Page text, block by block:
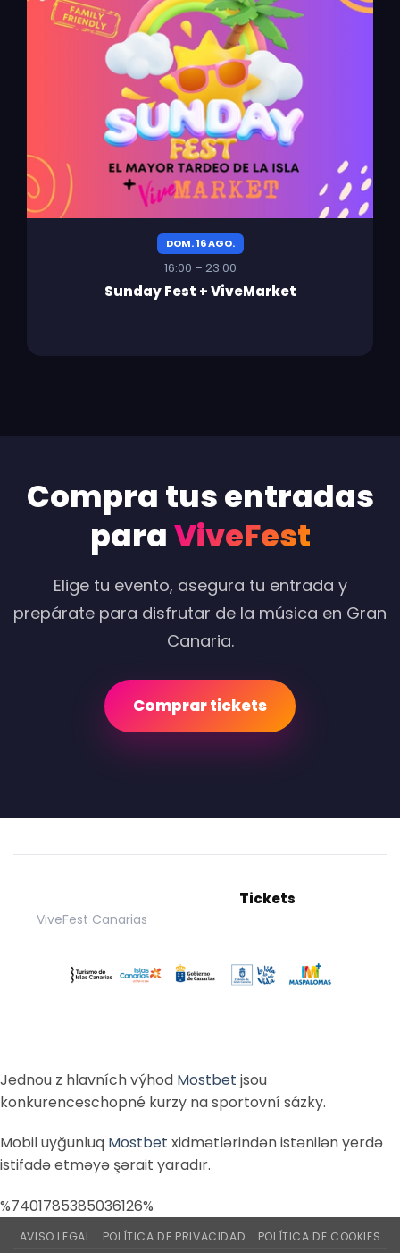
DOM. 16 AGO.
16:00 – 23:00
Sunday Fest + ViveMarket
Compra tus entradas
paraViveFest
Elige tu evento, asegura tu entrada y
prepárate para disfrutar de la música en Gran
Canaria.
Comprar tickets
Tickets
ViveFest Canarias
Jednou z hlavních výhod Mostbet jsou
konkurenceschopné kurzy na sportovní sázky.
Mobil uyğunluq Mostbet xidmətlərindən istənilən yerdə
istifadə etməyə şərait yaradır.
%7401785385036126%
AVISO LEGAL POLÍTICA DE PRIVACIDAD POLÍTICA DE COOKIES